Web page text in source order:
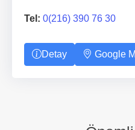
Tel: 0(216) 390 76 30
Detay Google